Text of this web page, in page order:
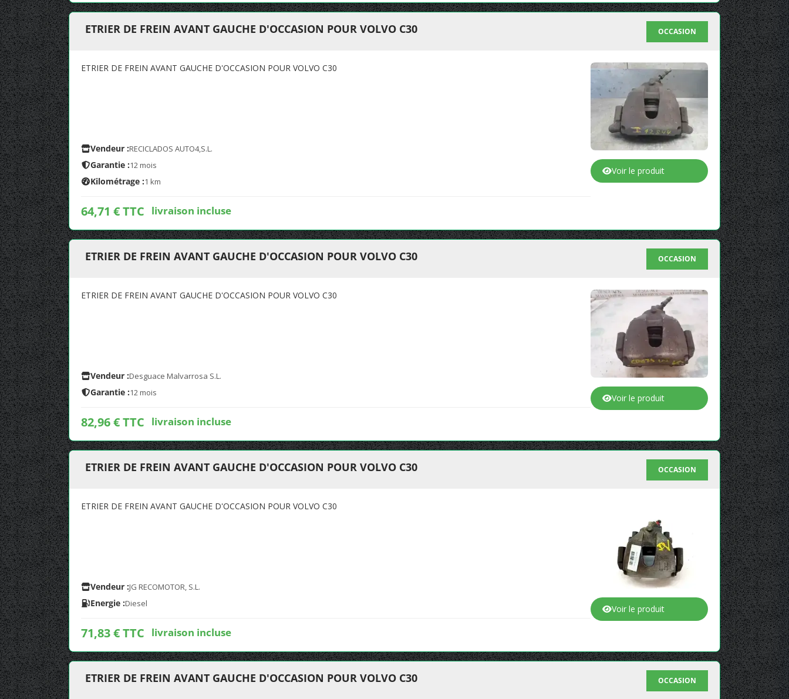
ETRIER DE FREIN AVANT GAUCHE D'OCCASION POUR VOLVO C30 OCCASION
ETRIER DE FREIN AVANT GAUCHE D'OCCASION POUR VOLVO C30
Vendeur :RECICLADOS AUTO4,S.L.
Garantie :12 mois
Kilométrage :1 km
64,71 € TTC livraison incluse
Voir le produit
ETRIER DE FREIN AVANT GAUCHE D'OCCASION POUR VOLVO C30 OCCASION
ETRIER DE FREIN AVANT GAUCHE D'OCCASION POUR VOLVO C30
Vendeur :Desguace Malvarrosa S.L.
Garantie :12 mois
82,96 € TTC livraison incluse
Voir le produit
ETRIER DE FREIN AVANT GAUCHE D'OCCASION POUR VOLVO C30 OCCASION
ETRIER DE FREIN AVANT GAUCHE D'OCCASION POUR VOLVO C30
Vendeur :JG RECOMOTOR, S.L.
Energie :Diesel
71,83 € TTC livraison incluse
Voir le produit
ETRIER DE FREIN AVANT GAUCHE D'OCCASION POUR VOLVO C30 OCCASION